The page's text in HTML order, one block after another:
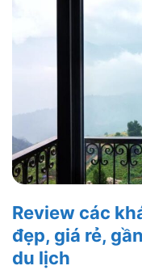
Review các
đẹp, giá rẻ,
du lịch